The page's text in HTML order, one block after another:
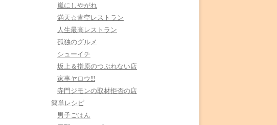
嵐にしやがれ
満天☆青空レストラン
人生最高レストラン
孤独のグルメ
シューイチ
坂上＆指原のつぶれない店
家事ヤロウ!!!
寺門ジモンの取材拒否の店
簡単レシピ
男子ごはん